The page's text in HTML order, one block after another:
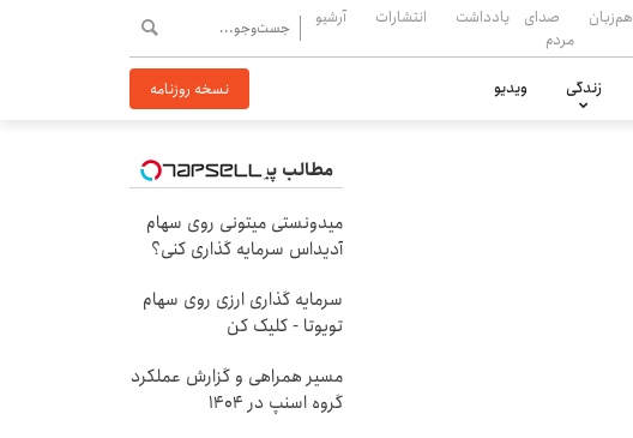
هم‌زبان
صدای
مردم
یادداشت انتشارات آرشیو
زندگی ویدیو نسخه روزنامه
مطالب پیشنهادی
میدونستی میتونی روی سهام
آدیداس سرمایه گذاری کنی؟
سرمایه گذاری ارزی روی سهام
تویوتا - کلیک کن
مسیر همراهی و گزارش عملکرد
گروه اسنپ در ۱۴۰۴